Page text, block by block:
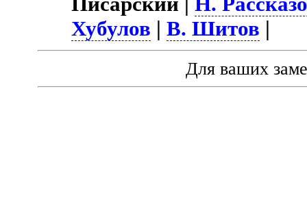
Хубулов |В. Шитов |
Для ваших